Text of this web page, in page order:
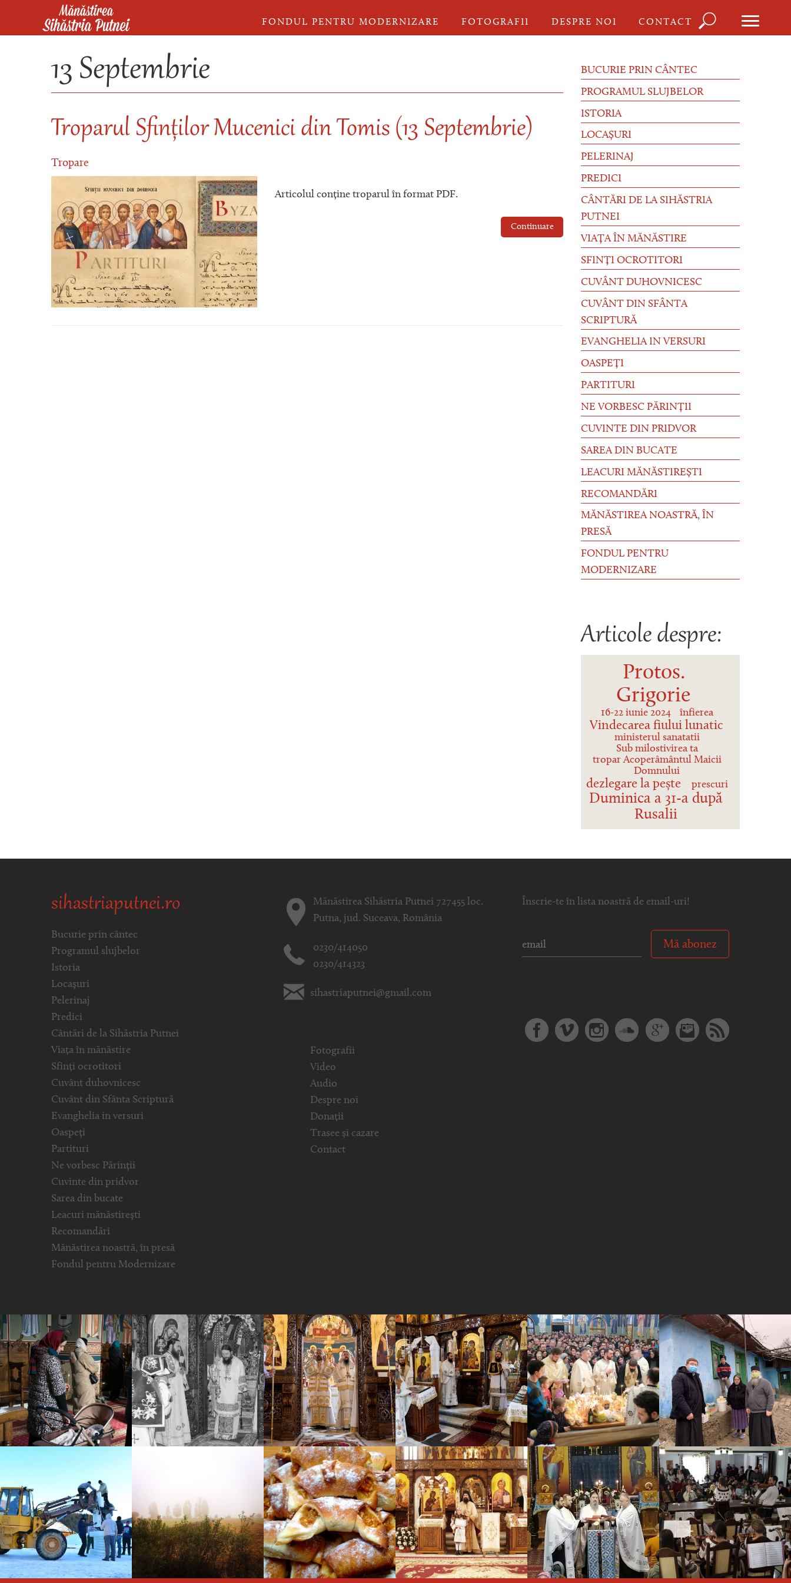
Mergi la conţinutul principal
FONDUL PENTRU MODERNIZARE FOTOGRAFII DESPRE NOI CONTACT
căutare
13 Septembrie
Troparul Sfinților Mucenici din Tomis (13 Septembrie)
Tropare
Articolul conține troparul în format PDF.
Continuare
BUCURIE PRIN CÂNTEC
PROGRAMUL SLUJBELOR
ISTORIA
LOCAȘURI
PELERINAJ
PREDICI
CÂNTĂRI DE LA SIHĂSTRIA
PUTNEI
VIAȚA ÎN MĂNĂSTIRE
SFINȚI OCROTITORI
CUVÂNT DUHOVNICESC
CUVÂNT DIN SFÂNTA
SCRIPTURĂ
EVANGHELIA IN VERSURI
OASPEȚI
PARTITURI
NE VORBESC PĂRINȚII
CUVINTE DIN PRIDVOR
SAREA DIN BUCATE
LEACURI MĂNĂSTIREȘTI
RECOMANDĂRI
MĂNĂSTIREA NOASTRĂ, ÎN
PRESĂ
FONDUL PENTRU
MODERNIZARE
Articole despre:
Protos.
Grigorie
16-22 iunie 2024 înfierea
Vindecarea fiului lunatic
ministerul sanatatii
Sub milostivirea ta
tropar Acoperâmântul Maicii
Domnului
dezlegare la pește prescuri
Duminica a 31-a după
Rusalii
sihastriaputnei.ro
Bucurie prin cântec
Programul slujbelor
Istoria
Locașuri
Pelerinaj
Predici
Cântări de la Sihăstria Putnei
Viața în mănăstire
Sfinți ocrotitori
Cuvânt duhovnicesc
Cuvânt din Sfânta Scriptură
Evanghelia in versuri
Oaspeți
Partituri
Ne vorbesc Părinții
Cuvinte din pridvor
Sarea din bucate
Leacuri mănăstirești
Recomandări
Mănăstirea noastră, în presă
Fondul pentru Modernizare
Mănăstirea Sihăstria Putnei 727455 loc.
Putna, jud. Suceava, România
0230/414050
0230/414323
sihastriaputnei@gmail.com
Fotografii
Video
Audio
Despre noi
Donații
Trasee și cazare
Contact
Înscrie-te în lista noastră de email-uri!
Mă abonez